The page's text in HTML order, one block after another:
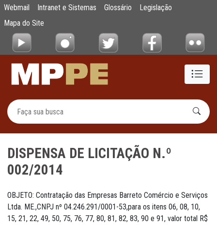
Pular para o Conteúdo principal
DISPENSA DE LICITAÇÃO N.º 002/2014
Webmail Intranet e Sistemas Glossário
Legislação
Mapa do Site
DISPENSA DE LICITAÇÃO N.º
002/2014
OBJETO: Contratação das Empresas Barreto Comércio e Serviços
Ltda. ME.,CNPJ nº 04.246.291/0001-53,para os itens 06, 08, 10,
15, 21, 22, 49, 50, 75, 76, 77, 80, 81, 82, 83, 90 e 91, valor total R$